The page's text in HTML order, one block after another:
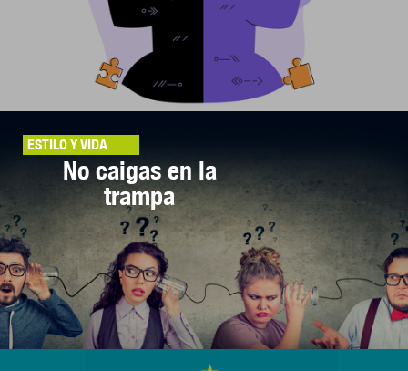
ESTILO Y VIDA
No caigas en la
trampa